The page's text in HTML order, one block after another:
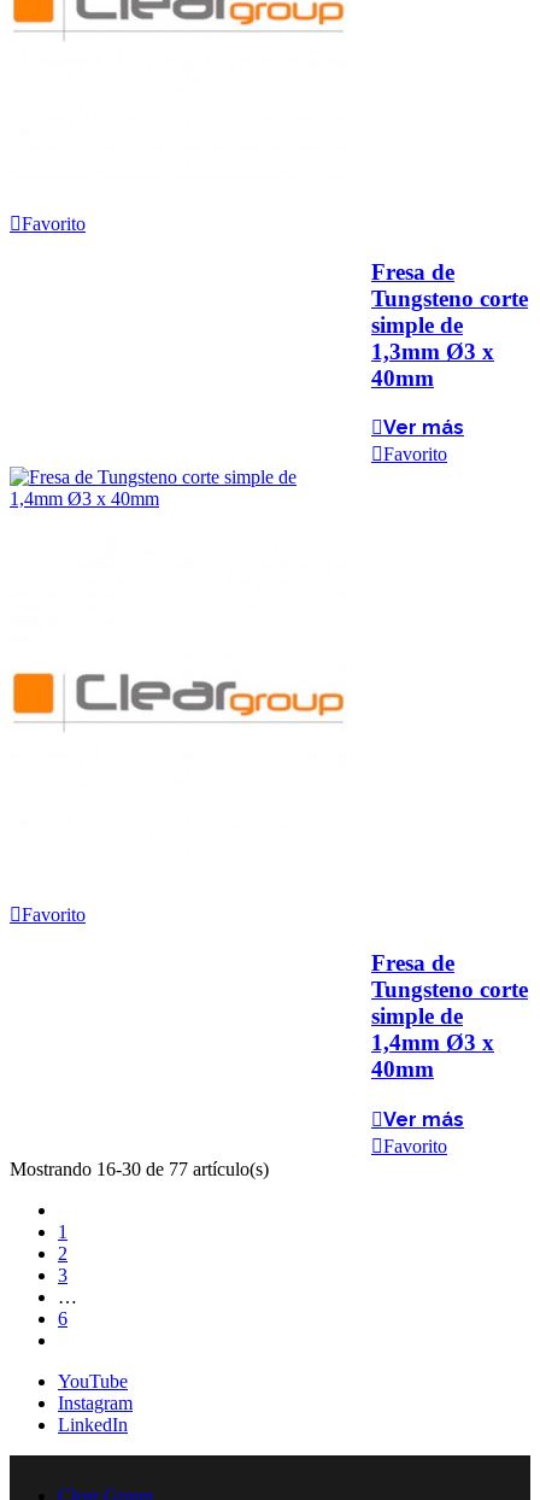
Favorito
Fresa de
Tungsteno corte
simple de
1,3mm Ø3 x
40mm
Ver más
Favorito
Favorito
Fresa de
Tungsteno corte
simple de
1,4mm Ø3 x
40mm
Ver más
Favorito
Mostrando 16-30 de 77 artículo(s)
1
2
3
…
6
YouTube
Instagram
LinkedIn
Clear Group